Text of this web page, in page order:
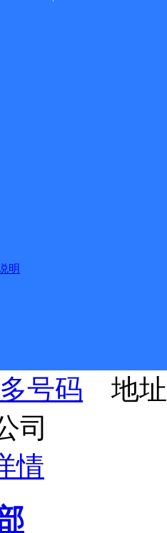
明
号码
E
号码 地址
司
情